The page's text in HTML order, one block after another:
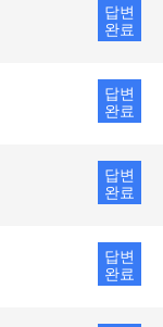
답변
완료
답변
완료
답변
완료
답변
완료